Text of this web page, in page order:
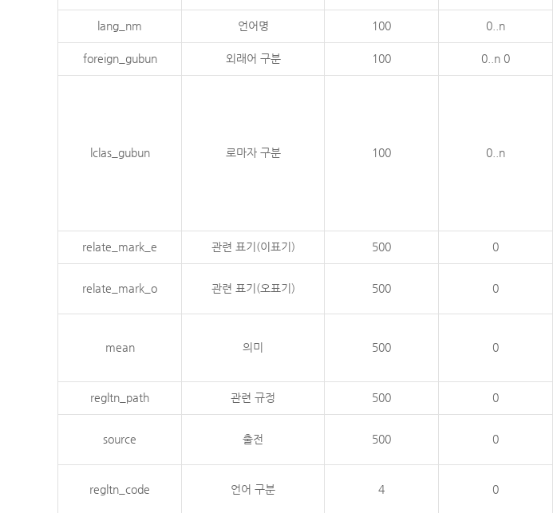
lang_nm 언어명 100 0..n
foreign_gubun 외래어 구분 100 0..n 0
lclas_gubun 로마자 구분 100 0..n
relate_mark_e 관련 표기(이표기) 500 0
relate_mark_o 관련 표기(오표기) 500 0
mean 의미 500 0
regltn_path 관련 규정 500 0
source 출전 500 0
regltn_code 언어 구분 4 0